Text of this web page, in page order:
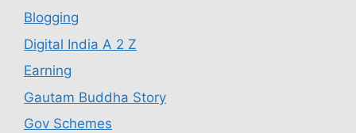
Blogging
Digital India A 2 Z
Earning
Gautam Buddha Story
Gov Schemes